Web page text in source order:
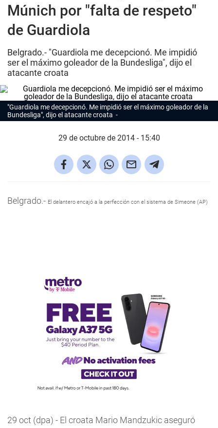
Múnich por "falta de respeto"
de Guardiola
Belgrado.- "Guardiola me decepcionó. Me impidió
ser el máximo goleador de la Bundesliga", dijo el
atacante croata
"Guardiola me decepcionó. Me impidió ser el máximo goleador de la
Bundesliga", dijo el atacante croata
29 de octubre de 2014 - 15:40
Belgrado.- El delantero encajó a la perfección con el sistema de Simeone (AP)
29 oct (dpa) - El croata Mario Mandzukic aseguró